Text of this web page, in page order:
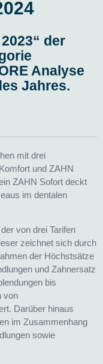
der
Analyse
Jahres.
mit drei
und ZAHN
ZAHN Sofort deckt
im dentalen
von drei Tarifen
zeichnet sich durch
der Höchstsätze
und Zahnersatz
bis
von
Darüber hinaus
im Zusammenhang
sowie